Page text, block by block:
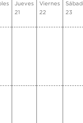
Jueves
21
Viernes
22
23